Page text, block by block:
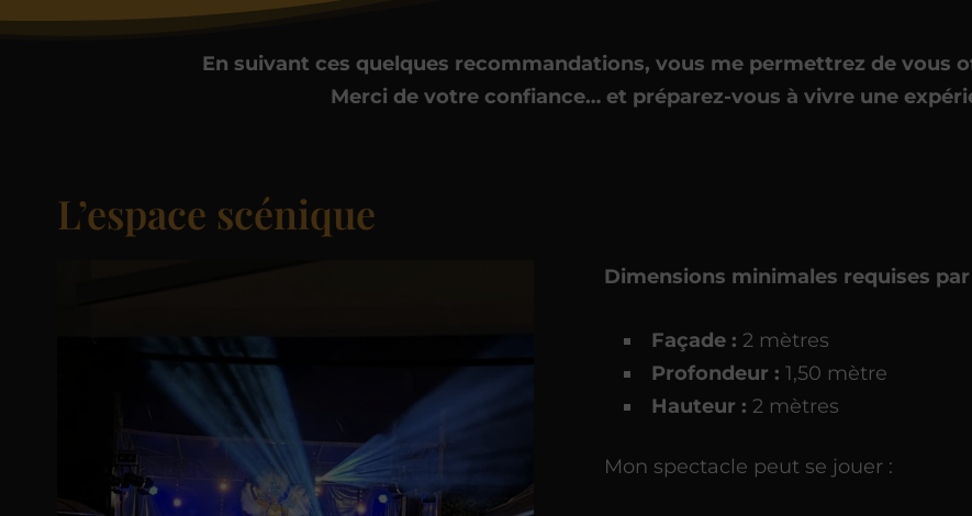
En suivant ces quelques recommandations, vous me permettrez de vous
Merci de votre confiance… et préparez-vous à vivre une
L’espace scénique
Dimensions minimales requises
Façade : 2 mètres
Profondeur : 1,50 mètre
Hauteur : 2 mètres
Mon spectacle peut se jouer :